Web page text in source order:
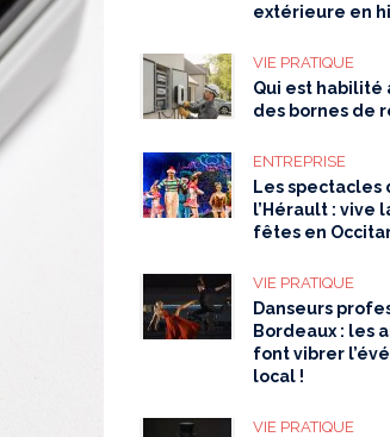
extérieure en
VIE PRATIQUE
Qui est habilité
des bornes de
ENTREPRISE
Les spectacles
l’Hérault : vive
fêtes en
VIE PRATIQUE
Danseurs
Bordeaux : les
font vibrer
local !
VIE PRATIQUE